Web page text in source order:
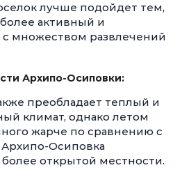
лучше подойдет тем,
активный и
множеством развлечений
Архипо-Осиповки:
преобладает теплый и
климат, однако летом
жарче по сравнению с
Осиповка
более открытой местности.